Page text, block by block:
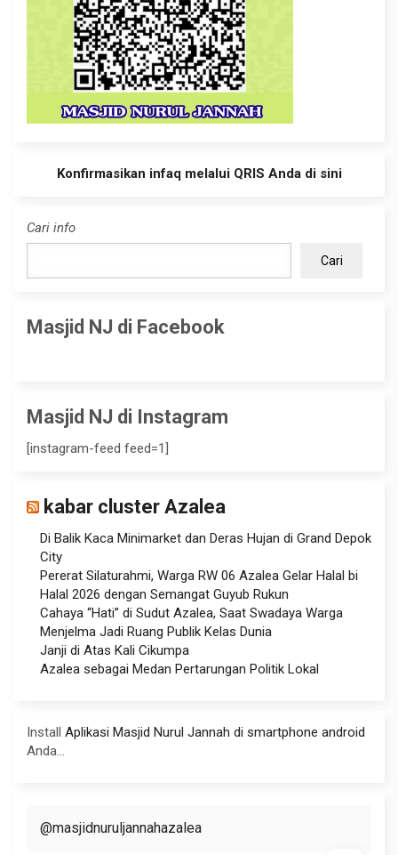
Konfirmasikan infaq melalui QRIS Anda di sini
Cari info
Cari
Masjid NJ di Facebook
Masjid NJ di Instagram
[instagram-feed feed=1]
kabar cluster Azalea
Di Balik Kaca Minimarket dan Deras Hujan di Grand Depok
City
Pererat Silaturahmi, Warga RW 06 Azalea Gelar Halal bi
Halal 2026 dengan Semangat Guyub Rukun
Cahaya “Hati” di Sudut Azalea, Saat Swadaya Warga
Menjelma Jadi Ruang Publik Kelas Dunia
Janji di Atas Kali Cikumpa
Azalea sebagai Medan Pertarungan Politik Lokal
Install Aplikasi Masjid Nurul Jannah di smartphone android
Anda...
@masjidnuruljannahazalea